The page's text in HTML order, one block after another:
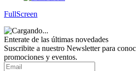
FullScreen
Enterate de las últimas novedades
Suscribite a nuestro Newsletter para
promociones y eventos.